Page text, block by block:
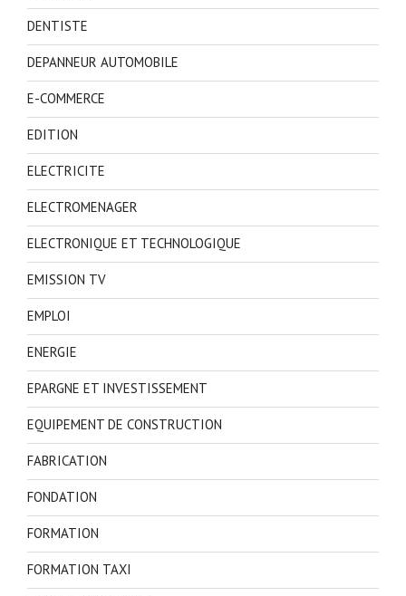
DENTISTE
DEPANNEUR AUTOMOBILE
E-COMMERCE
EDITION
ELECTRICITE
ELECTROMENAGER
ELECTRONIQUE ET TECHNOLOGIQUE
EMISSION TV
EMPLOI
ENERGIE
EPARGNE ET INVESTISSEMENT
EQUIPEMENT DE CONSTRUCTION
FABRICATION
FONDATION
FORMATION
FORMATION TAXI